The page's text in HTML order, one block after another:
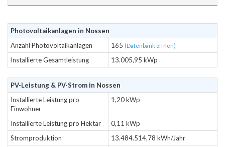
Photovoltaikanlagen in Nossen
Anzahl Photovoltaikanlagen
165 (Datenbank öffnen)
Installierte Gesamtleistung 13.005,95 kWp
PV-Leistung & PV-Strom in Nossen
Installierte Leistung pro
Einwohner
1,20 kWp
Installierte Leistung pro Hektar
0,11 kWp
Stromproduktion
13.484.514,78 kWh/Jahr